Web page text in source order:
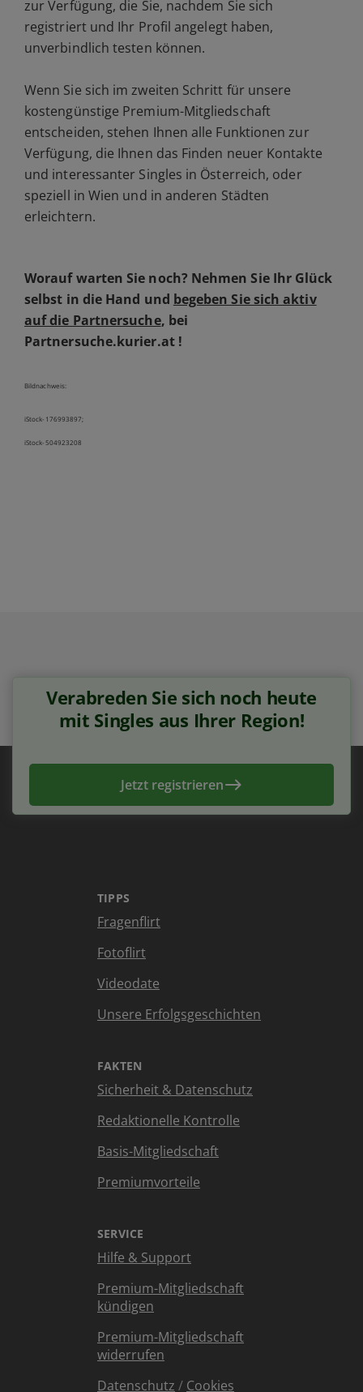
zur Verfügung, die Sie, nachdem Sie sich
registriert und Ihr Profil angelegt haben,
unverbindlich testen können.
Wenn Sie sich im zweiten Schritt für unsere
kostengünstige Premium-Mitgliedschaft
entscheiden, stehen Ihnen alle Funktionen zur
Verfügung, die Ihnen das Finden neuer Kontakte
und interessanter Singles in Österreich, oder
speziell in Wien und in anderen Städten
erleichtern.
Worauf warten Sie noch? Nehmen Sie Ihr Glück
selbst in die Hand und begeben Sie sich aktiv
auf die Partnersuche, bei
Partnersuche.kurier.at !
Bildnachweis:
iStock-176993897;
iStock-504923208
Verabreden Sie sich noch heute
mit Singles aus Ihrer Region!
Jetzt registrieren
TIPPS
Fragenflirt
Fotoflirt
Videodate
Unsere Erfolgsgeschichten
FAKTEN
Sicherheit & Datenschutz
Redaktionelle Kontrolle
Basis-Mitgliedschaft
Premiumvorteile
SERVICE
Hilfe & Support
Premium-Mitgliedschaft
kündigen
Premium-Mitgliedschaft
widerrufen
Datenschutz / Cookies